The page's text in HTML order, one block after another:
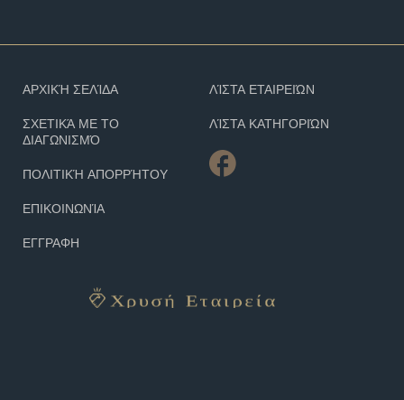
ΑΡΧΙΚΉ ΣΕΛΊΔΑ
ΣΧΕΤΙΚΆ ΜΕ ΤΟ
ΔΙΑΓΩΝΙΣΜΌ
ΠΟΛΙΤΙΚΉ ΑΠΟΡΡΉΤΟΥ
ΕΠΙΚΟΙΝΩΝΊΑ
ΕΓΓΡΑΦΗ
ΛΊΣΤΑ ΕΤΑΙΡΕΙΏΝ
ΛΊΣΤΑ ΚΑΤΗΓΟΡΙΏΝ